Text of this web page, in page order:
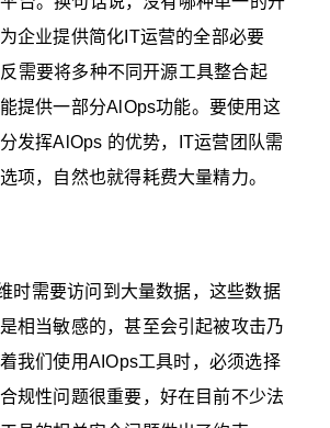
企业提供简化IT运营的全部必要
需要将多种不同开源工具整合起
提供一部分AlOps功能。要使用这
发挥AlOps 的优势，IT运营团队需
项，自然也就得耗费大量精力。
时需要访问到大量数据，这些数据
相当敏感的，甚至会引起被攻击乃
我们使用AIOps工具时，必须选择
规性问题很重要，好在目前不少法